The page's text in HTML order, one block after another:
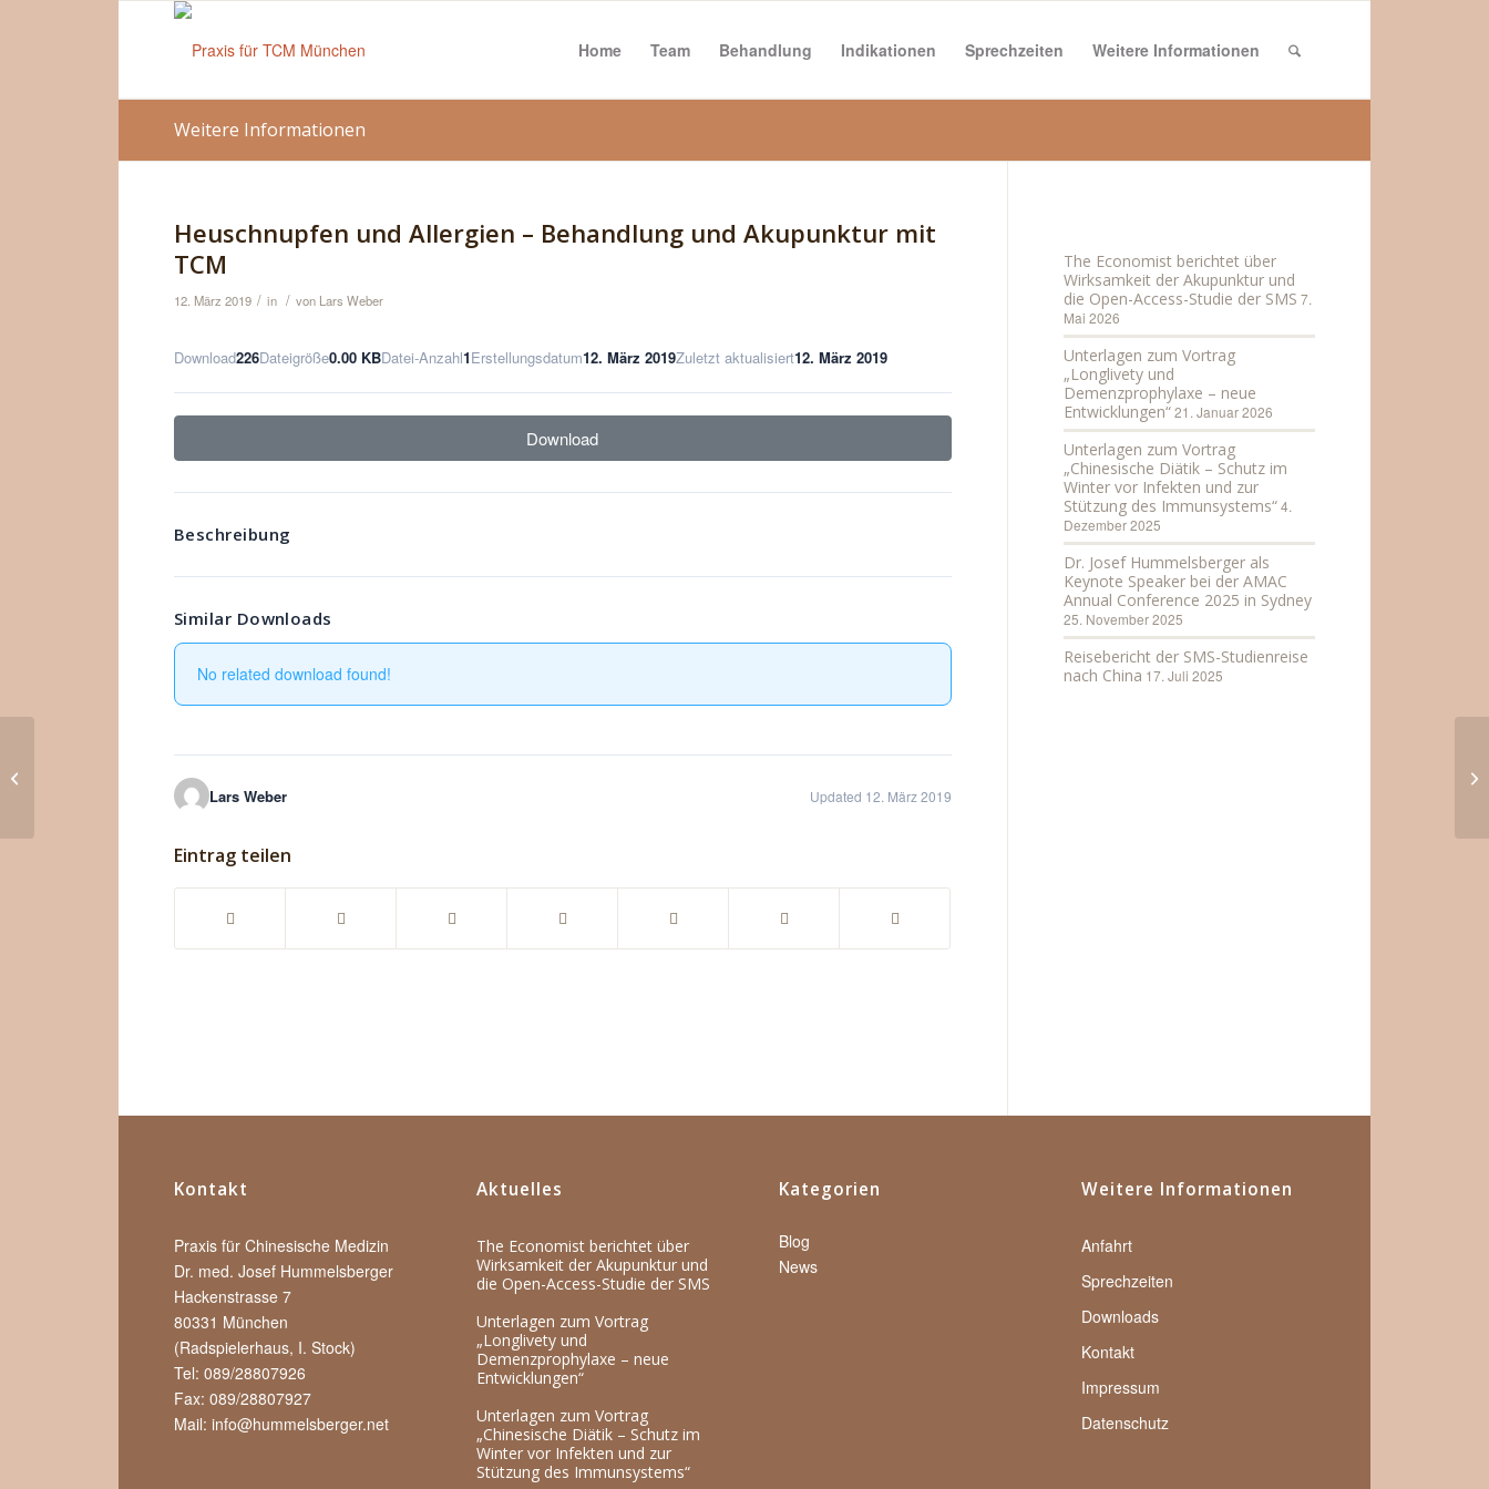
Home Team Behandlung Indikationen Sprechzeiten Weitere Informationen
Weitere Informationen
Heuschnupfen und Allergien – Behandlung und Akupunktur mit
TCM
12. März 2019 / in / von Lars Weber
Download226Dateigröße0.00 KBDatei-Anzahl1Erstellungsdatum12. März 2019Zuletzt aktualisiert12. März 2019
Download
Beschreibung
Similar Downloads
No related download found!
Lars Weber Updated 12. März 2019
Eintrag teilen
The Economist berichtet über
Wirksamkeit der Akupunktur und
die Open-Access-Studie der SMS 7.
Mai 2026
Unterlagen zum Vortrag
„Longlivety und
Demenzprophylaxe – neue
Entwicklungen“21. Januar 2026
Unterlagen zum Vortrag
„Chinesische Diätik – Schutz im
Winter vor Infekten und zur
Stützung des Immunsystems“4.
Dezember 2025
Dr. Josef Hummelsberger als
Keynote Speaker bei der AMAC
Annual Conference 2025 in Sydney
25. November 2025
Reisebericht der SMS-Studienreise
nach China 17. Juli 2025
Kontakt
Praxis für Chinesische Medizin
Dr. med. Josef Hummelsberger
Hackenstrasse 7
80331 München
(Radspielerhaus, I. Stock)
Tel: 089/28807926
Fax: 089/28807927
Mail: info@hummelsberger.net
Aktuelles
The Economist berichtet über
Wirksamkeit der Akupunktur und
die Open-Access-Studie der SMS
Unterlagen zum Vortrag
„Longlivety und
Demenzprophylaxe – neue
Entwicklungen“
Unterlagen zum Vortrag
„Chinesische Diätik – Schutz im
Winter vor Infekten und zur
Stützung des Immunsystems“
Kategorien
Blog
News
Weitere Informationen
Anfahrt
Sprechzeiten
Downloads
Kontakt
Impressum
Datenschutz
Ernährung bei Diabetes,
Bluthochdruck, erhöhten
Blutfettwerten und Übergewicht...